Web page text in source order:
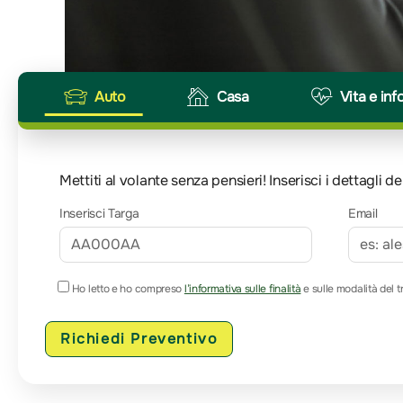
Auto Casa Vita e
Mettiti al volante senza pensieri! Inserisci i dettagli
Inserisci Targa Email
Ho letto e ho compresol’informativa sulle finalitàe sulle modalità del
Richiedi Preventivo